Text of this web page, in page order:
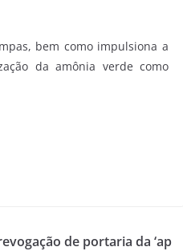
bem como impulsiona a
da amônia verde como
de portaria da ‘ap